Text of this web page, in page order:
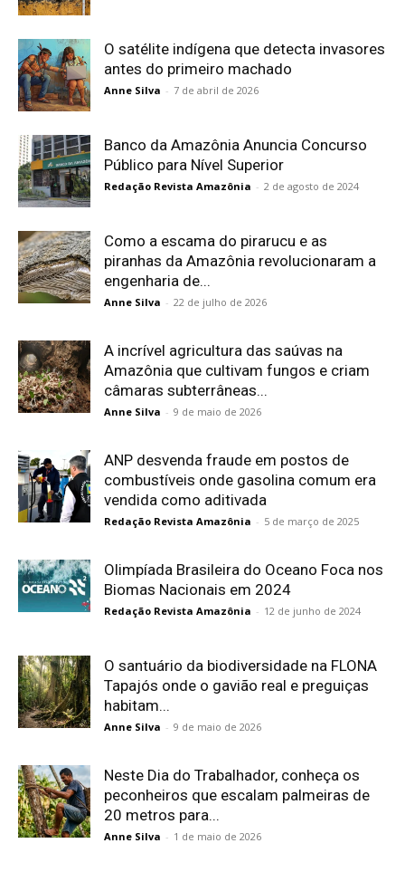
O satélite indígena que detecta invasores
antes do primeiro machado
Anne Silva - 7 de abril de 2026
Banco da Amazônia Anuncia Concurso
Público para Nível Superior
Redação Revista Amazônia - 2 de agosto de 2024
Como a escama do pirarucu e as
piranhas da Amazônia revolucionaram a
engenharia de...
Anne Silva - 22 de julho de 2026
A incrível agricultura das saúvas na
Amazônia que cultivam fungos e criam
câmaras subterrâneas...
Anne Silva - 9 de maio de 2026
ANP desvenda fraude em postos de
combustíveis onde gasolina comum era
vendida como aditivada
Redação Revista Amazônia - 5 de março de 2025
Olimpíada Brasileira do Oceano Foca nos
Biomas Nacionais em 2024
Redação Revista Amazônia - 12 de junho de 2024
O santuário da biodiversidade na FLONA
Tapajós onde o gavião real e preguiças
habitam...
Anne Silva - 9 de maio de 2026
Neste Dia do Trabalhador, conheça os
peconheiros que escalam palmeiras de
20 metros para...
Anne Silva - 1 de maio de 2026